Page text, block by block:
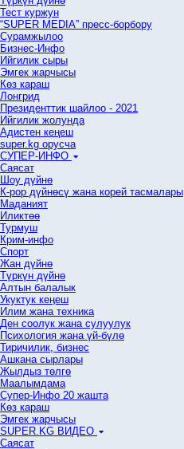
Тест куржун
“SUPER MEDIA” пресс-борбору
Сурамжылоо
Бизнес-Инфо
Ийгилик сыры
Эмгек жарчысы
Көз караш
Лонгрид
Президенттик шайлоо - 2021
Ийгилик жолунда
Адистен кеңеш
super.kg орусча
СУПЕР-ИНФО
Саясат
Шоу дүйнө
К-рор дүйнөсү жана корей тасмалары
Маданият
Иликтөө
Турмуш
Крим-инфо
Спорт
Жан дүйнө
Түркүн дүйнө
Алтын балалык
Укуктук кеӊеш
Илим жана техника
Ден соолук жана сулуулук
Психология жана үй-бүлө
Тиричилик, бизнес
Ашкана сырлары
Жылдыз төлгө
Маалымдама
Супер-Инфо 20 жашта
Көз караш
Эмгек жарчысы
SUPER.KG ВИДЕО
Саясат